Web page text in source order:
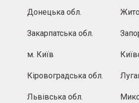
Донецька обл.
Закарпатська обл.
м. Київ
Кіровоградська обл.
Львівська обл.